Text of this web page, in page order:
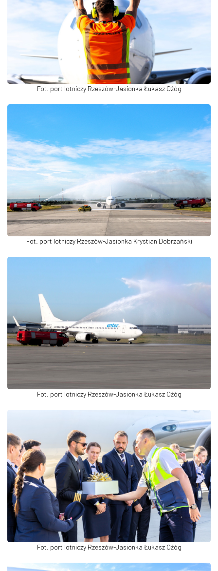
Fot. port lotniczy Rzeszów-Jasionka Łukasz Ożóg
Fot. port lotniczy Rzeszów-Jasionka Krystian Dobrzański
Fot. port lotniczy Rzeszów-Jasionka Łukasz Ożóg
Fot. port lotniczy Rzeszów-Jasionka Łukasz Ożóg